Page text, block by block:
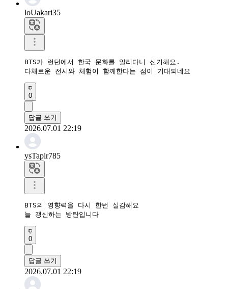
loUakari35
BTS가 런던에서 한국 문화를 알리다니 신기해요.
다채로운 전시와 체험이 함께한다는 점이 기대되네요
0
답글 쓰기
2026.07.01 22:19
ysTapir785
BTS의 영향력을 다시 한번 실감해요
늘 갱신하는 방탄입니다
0
답글 쓰기
2026.07.01 22:19